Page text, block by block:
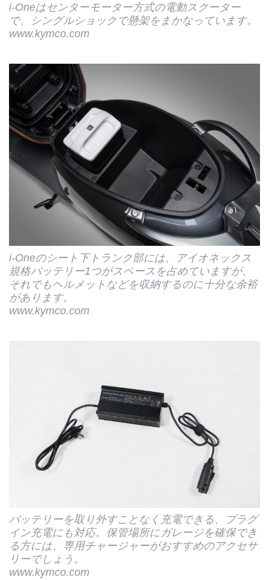
i-Oneはセンターモーター方式の電動スクーター
で、シングルショックで懸架をまかなっています。
www.kymco.com
i-Oneのシート下トランク部には、アイオネックス
規格バッテリー1つがスペースを占めていますが、
それでもヘルメットなどを収納するのに十分な余裕
があります。
www.kymco.com
バッテリーを取り外すことなく充電できる、プラグ
イン充電にも対応。保管場所にガレージを確保でき
る方には、専用チャージャーがおすすめのアクセサ
リーでしょう。
www.kymco.com